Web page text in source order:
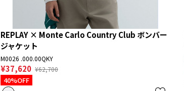
REPLAY × Monte Carlo Country Club ボンバー
ジャケット
M0026 .000.00QKY
¥37,620 ¥62,700
40%OFF